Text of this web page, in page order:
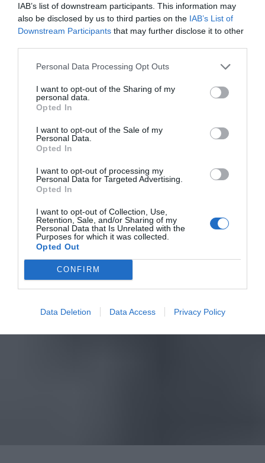
IAB’s list of downstream participants. This information may
also be disclosed by us to third parties on the IAB’s List of
Downstream Participants that may further disclose it to other
Personal Data Processing Opt Outs
I want to opt-out of the Sharing of my
personal data.
Opted In
I want to opt-out of the Sale of my
Personal Data.
Opted In
I want to opt-out of processing my
Personal Data for Targeted Advertising.
Opted In
I want to opt-out of Collection, Use,
Retention, Sale, and/or Sharing of my
Personal Data that Is Unrelated with the
Purposes for which it was collected.
Opted Out
CONFIRM
Data Deletion Data Access Privacy Policy